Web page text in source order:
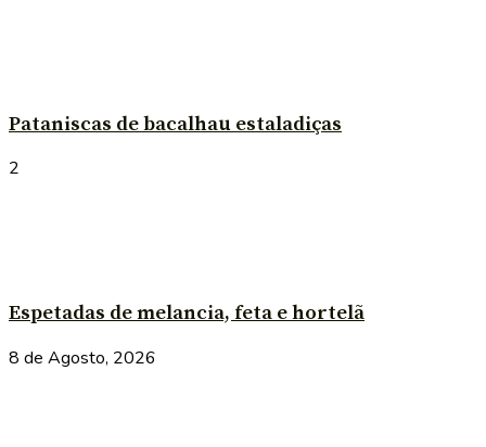
Pataniscas de bacalhau estaladiças
2
Espetadas de melancia, feta e hortelã
8 de Agosto, 2026